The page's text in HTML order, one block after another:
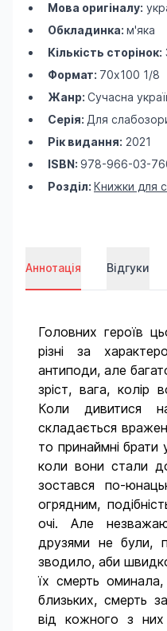
Мова оригіналу:
Обкладинка: м'яка
Кількість сторінок:
Формат: 70х100 1/8
Жанр: Сучасна
Серія: Для
Рік видання: 2021
ISBN: 978-966-03-
Розділ: Книжки для
Аннотація Відгуки
Головних героїв
різні за
антиподи, але
зріст, вага, колір
Коли дивитися
складається
то принаймні брати
коли вони стали
зостався по-
огрядним,
очі. Але
друзями не були,
зводило, аби
їх смерть
близьких, смерть
від кожного з